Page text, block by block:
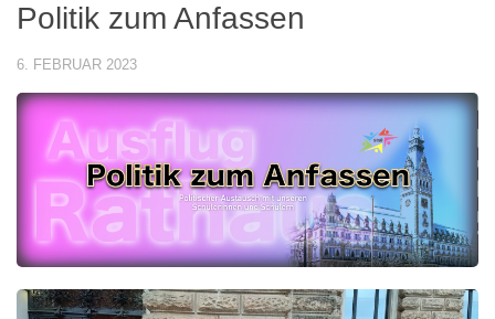
Politik zum Anfassen
6. FEBRUAR 2023